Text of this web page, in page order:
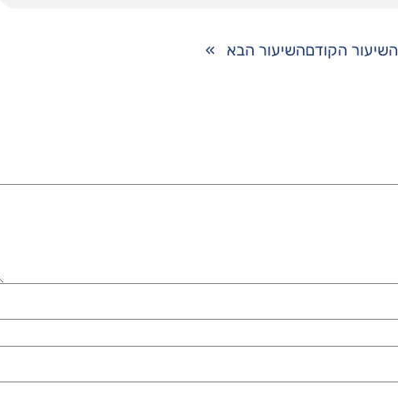
השיעור הקודםהשיעור הבא »